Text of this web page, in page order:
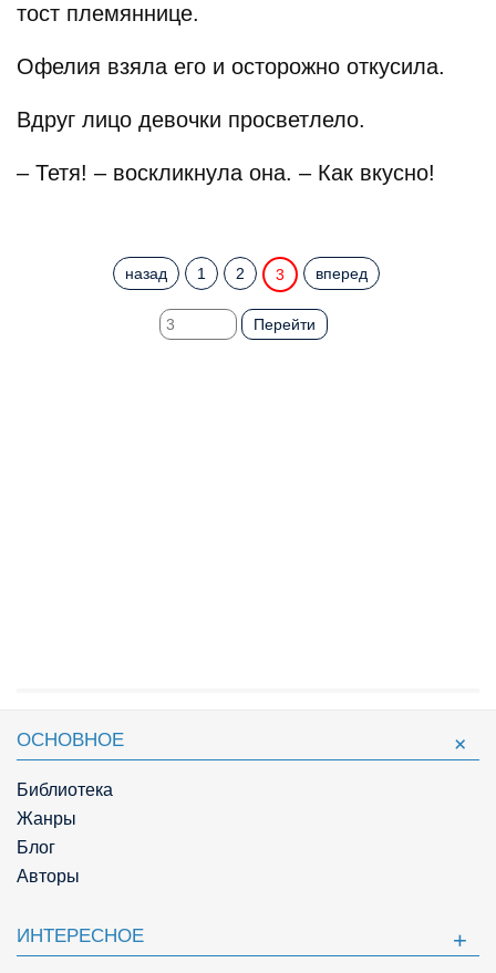
тост племяннице.
Офелия взяла его и осторожно откусила.
Вдруг лицо девочки просветлело.
– Тетя! – воскликнула она. – Как вкусно!
назад 1 2 3 вперед
Перейти
ОСНОВНОЕ
Библиотека
Жанры
Блог
Авторы
ИНТЕРЕСНОЕ